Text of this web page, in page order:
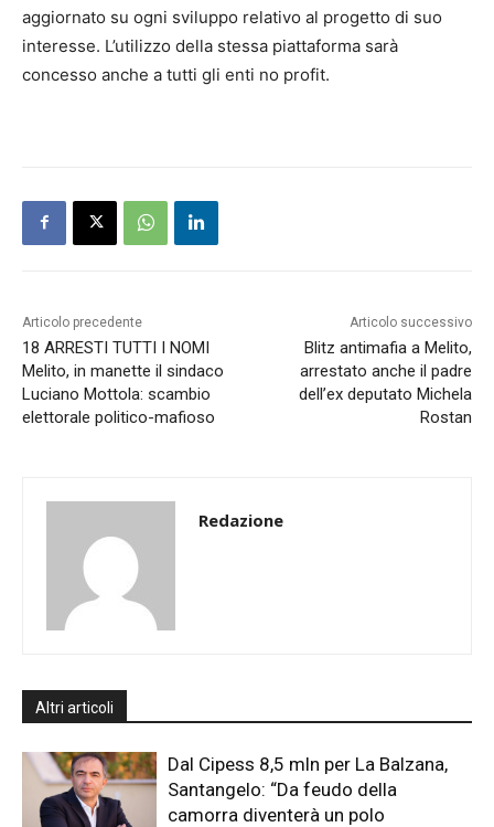
aggiornato su ogni sviluppo relativo al progetto di suo
interesse. L’utilizzo della stessa piattaforma sarà
concesso anche a tutti gli enti no profit.
Articolo precedente
18 ARRESTI TUTTI I NOMI
Melito, in manette il sindaco
Luciano Mottola: scambio
elettorale politico-mafioso
Articolo successivo
Blitz antimafia a Melito,
arrestato anche il padre
dell’ex deputato Michela
Rostan
Redazione
Altri articoli
Dal Cipess 8,5 mln per La Balzana,
Santangelo: “Da feudo della
camorra diventerà un polo